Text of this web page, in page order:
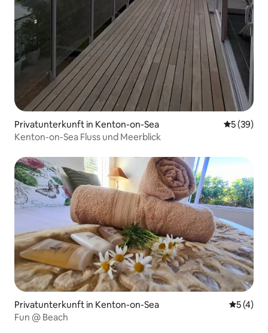
Privatunterkunft in Kenton-on-Sea
5 (39)
Kenton-on-Sea Fluss und Meerblick
Privatunterkunft in Kenton-on-Sea
5 (4)
Fun @ Beach